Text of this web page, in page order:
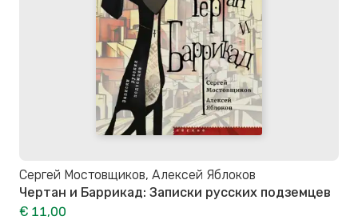
Сергей Мостовщиков, Алексей Яблоков
Чертан и Баррикад: Записки русских подземцев
€ 11,00